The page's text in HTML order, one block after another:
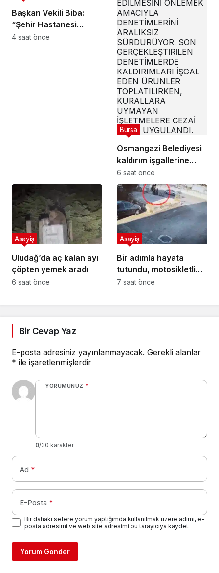
Başkan Vekili Biba:
“Şehir Hastanesi
otoparkı bu ay hizmete
4 saat önce
Osmangazi Belediyesi
kaldırım işgallerine
fırsat vermiyor
Bursa
6 saat önce
Uludağ’da aç kalan ayı
çöpten yemek aradı
Asayiş
6 saat önce
Bir adımla hayata
tutundu, motosikletli
duvara çarparak can
Asayiş
7 saat önce
Bir Cevap Yaz
E-posta adresiniz yayınlanmayacak. Gerekli alanlar
* ile işaretlenmişlerdir
YORUMUNUZ *
0/30 karakter
Ad *
E-Posta *
Bir dahaki sefere yorum yaptığımda kullanılmak üzere adımı, e-
posta adresimi ve web site adresimi bu tarayıcıya kaydet.
Yorum Gönder